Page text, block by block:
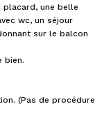
placard, une belle
wc, un séjour
sur le balcon
bien.
(Pas de procédure